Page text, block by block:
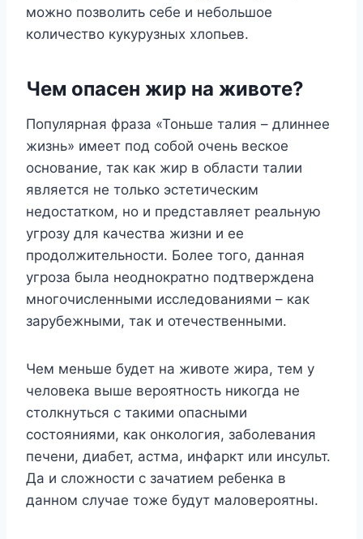
можно позволить себе и небольшое
количество кукурузных хлопьев.
Чем опасен жир на животе?
Популярная фраза «Тоньше талия – длиннее
жизнь» имеет под собой очень веское
основание, так как жир в области талии
является не только эстетическим
недостатком, но и представляет реальную
угрозу для качества жизни и ее
продолжительности. Более того, данная
угроза была неоднократно подтверждена
многочисленными исследованиями – как
зарубежными, так и отечественными.
Чем меньше будет на животе жира, тем у
человека выше вероятность никогда не
столкнуться с такими опасными
состояниями, как онкология, заболевания
печени, диабет, астма, инфаркт или инсульт.
Да и сложности с зачатием ребенка в
данном случае тоже будут маловероятны.